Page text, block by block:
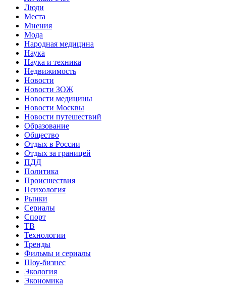
Люди
Места
Мнения
Мода
Народная медицина
Наука
Наука и техника
Недвижимость
Новости
Новости ЗОЖ
Новости медицины
Новости Москвы
Новости путешествий
Образование
Общество
Отдых в России
Отдых за границей
ПДД
Политика
Происшествия
Психология
Рынки
Сериалы
Спорт
ТВ
Технологии
Тренды
Фильмы и сериалы
Шоу-бизнес
Экология
Экономика